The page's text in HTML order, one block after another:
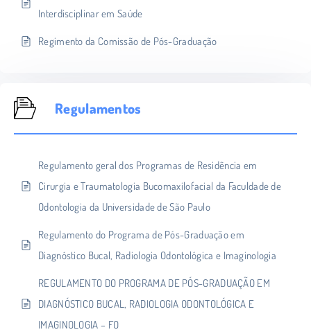
Interdisciplinar em Saúde
Regimento da Comissão de Pós-Graduação
Regulamentos
Regulamento geral dos Programas de Residência em
Cirurgia e Traumatologia Bucomaxilofacial da Faculdade de
Odontologia da Universidade de São Paulo
Regulamento do Programa de Pós-Graduação em
Diagnóstico Bucal, Radiologia Odontológica e Imaginologia
REGULAMENTO DO PROGRAMA DE PÓS-GRADUAÇÃO EM
DIAGNÓSTICO BUCAL, RADIOLOGIA ODONTOLÓGICA E
IMAGINOLOGIA – FO